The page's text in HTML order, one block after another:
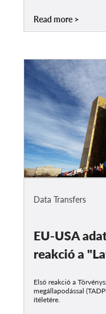
Read more
Data Transfers
EU-USA
reakció a
Első reakció a
megállapodással
ítéletére.